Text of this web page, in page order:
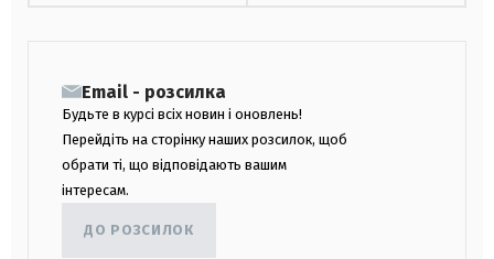
Email - розсилка
Будьте в курсі всіх новин і оновлень!
Перейдіть на сторінку наших розсилок, щоб
обрати ті, що відповідають вашим
інтересам.
ДО РОЗСИЛОК